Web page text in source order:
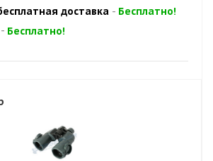
доставка - Бесплатно!
- Бесплатно!